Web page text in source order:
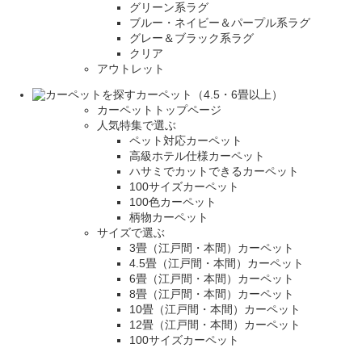
グリーン系ラグ
ブルー・ネイビー＆パープル系ラグ
グレー＆ブラック系ラグ
クリア
アウトレット
カーペット（4.5・6畳以上）
カーペットトップページ
人気特集で選ぶ
ペット対応カーペット
高級ホテル仕様カーペット
ハサミでカットできるカーペット
100サイズカーペット
100色カーペット
柄物カーペット
サイズで選ぶ
3畳（江戸間・本間）カーペット
4.5畳（江戸間・本間）カーペット
6畳（江戸間・本間）カーペット
8畳（江戸間・本間）カーペット
10畳（江戸間・本間）カーペット
12畳（江戸間・本間）カーペット
100サイズカーペット